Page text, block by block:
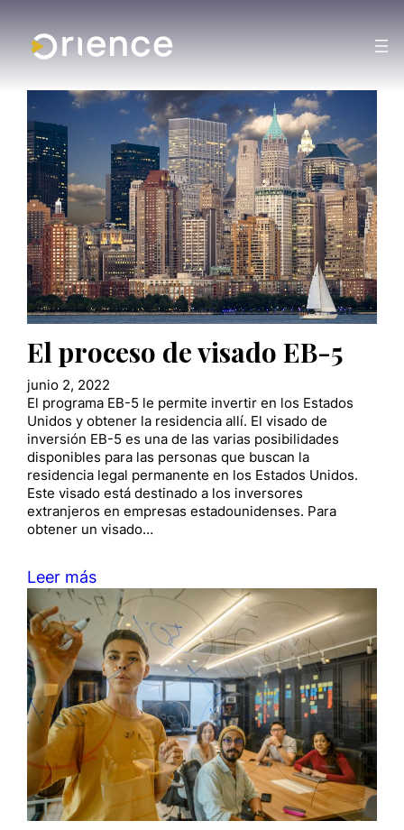
El proceso de visado EB-5
junio 2, 2022
El programa EB-5 le permite invertir en los Estados
Unidos y obtener la residencia allí. El visado de
inversión EB-5 es una de las varias posibilidades
disponibles para las personas que buscan la
residencia legal permanente en los Estados Unidos.
Este visado está destinado a los inversores
extranjeros en empresas estadounidenses. Para
obtener un visado…
Leer más